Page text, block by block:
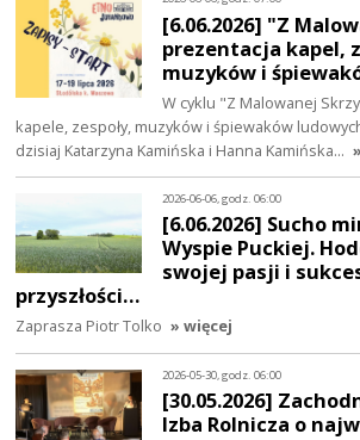
[6.06.2026] "Z
prezentacja kapel,
muzyków i
W cyklu "Z Malowanej
kapele, zespoły, muzyków i śpiewaków
dzisiaj Katarzyna Kamińska i Hanna Kamińska…
2026-06-06, godz. 06:00
[6.06.2026] Sucho
Wyspie Puckiej.
swojej pasji i
przyszłości…
Zaprasza Piotr Tolko » więcej
2026-05-30, godz. 06:00
[30.05.2026]
Izba Rolnicza o